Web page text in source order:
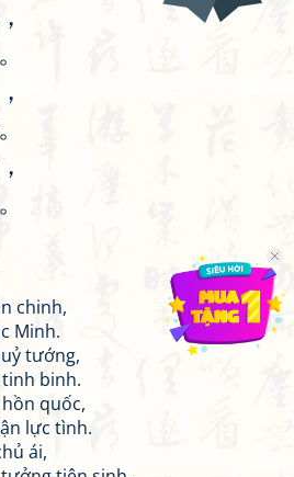
，
。
，
。
，
。
chinh,
Minh.
tướng,
binh.
quốc,
lực tình.
ái,